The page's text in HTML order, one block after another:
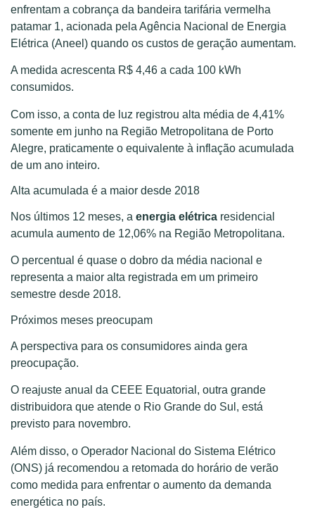
enfrentam a cobrança da bandeira tarifária vermelha
patamar 1, acionada pela Agência Nacional de Energia
Elétrica (Aneel) quando os custos de geração aumentam.
A medida acrescenta R$ 4,46 a cada 100 kWh
consumidos.
Com isso, a conta de luz registrou alta média de 4,41%
somente em junho na Região Metropolitana de Porto
Alegre, praticamente o equivalente à inflação acumulada
de um ano inteiro.
Alta acumulada é a maior desde 2018
Nos últimos 12 meses, a energia elétrica residencial
acumula aumento de 12,06% na Região Metropolitana.
O percentual é quase o dobro da média nacional e
representa a maior alta registrada em um primeiro
semestre desde 2018.
Próximos meses preocupam
A perspectiva para os consumidores ainda gera
preocupação.
O reajuste anual da CEEE Equatorial, outra grande
distribuidora que atende o Rio Grande do Sul, está
previsto para novembro.
Além disso, o Operador Nacional do Sistema Elétrico
(ONS) já recomendou a retomada do horário de verão
como medida para enfrentar o aumento da demanda
energética no país.